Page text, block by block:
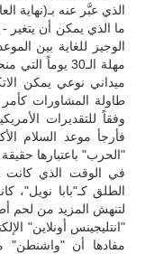
الذي عبَّر عنه بـ(نهاية
ما الذي يمكن أن
الوجيز للغاية بين
مهلة الـ30 يوماً
ميداني نوعي يمكن
طاولة المشاورات كأمر
وفقاً للتقديرات
فأرجأ موعد السلام
"الحرب" باعتبارها حقيقة
في الوقت الذي كانت
الطلق كـ"بابا نويل"،
لتنهش المزيد من لحم
"انتليجينس أونلاين"
مفادها أن "واشنطن"